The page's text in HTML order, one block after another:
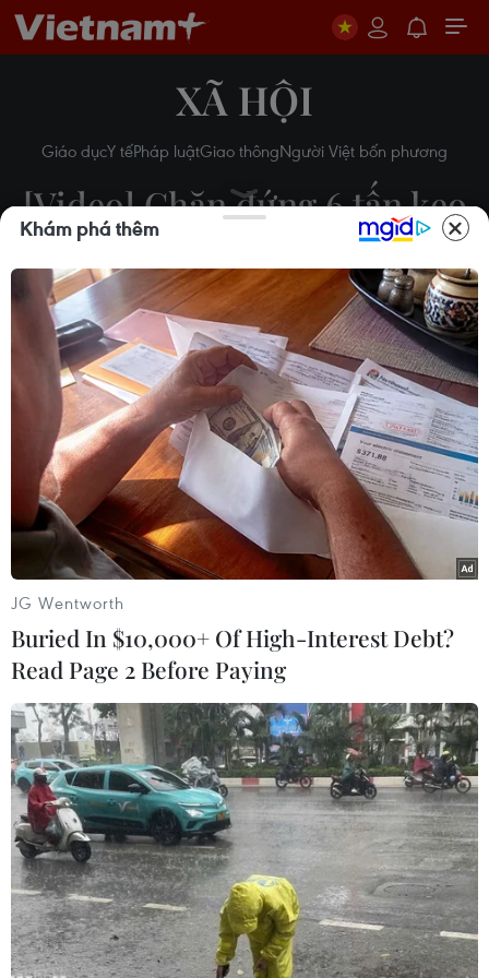
XÃ HỘI
Giáo dụcY tếPháp luậtGiao thôngNgười Việt bốn phương
[Video] Chặn đứng 6 tấn kẹo
quá hạn chuẩn bị tuồn ra thị
trường
30/11/2016 06:27
Theo dõi VietnamPlus
Đội quản lý thị trường Củ Chi, Thành phố Hồ Chí
Minh tiến hành kiểm tra, phát hiện và thu giữ gần 6
tấn kẹo đã hết hạn sử dụng của một cơ sở sản
xuất, kinh doanh bánh kẹo nằm trên địa bàn
huyện.
Play
Video
Chiều tối 29/11, Đội quản lý thị trường Củ Chi,
Khám phá thêm
JG Wentworth
Buried In $10,000+ Of High-Interest Debt?
Read Page 2 Before Paying